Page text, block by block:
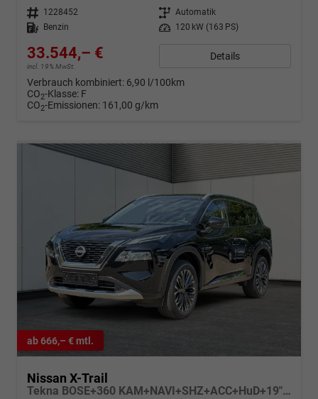
Fahrzeugnr. 1228452 Getriebe Automatik
Kraftstoff
Benzin Leistung 120 kW (163 PS)
33.544,– €
incl. 19% MwSt.
Details
Verbrauch kombiniert: 6,90 l/100km
CO2-Klasse: F
CO2-Emissionen: 161,00 g/km
ab 666,– € mtl.
Nissan X-Trail
Tekna BOSE+360 KAM+NAVI+SHZ+ACC+HuD+19" LM